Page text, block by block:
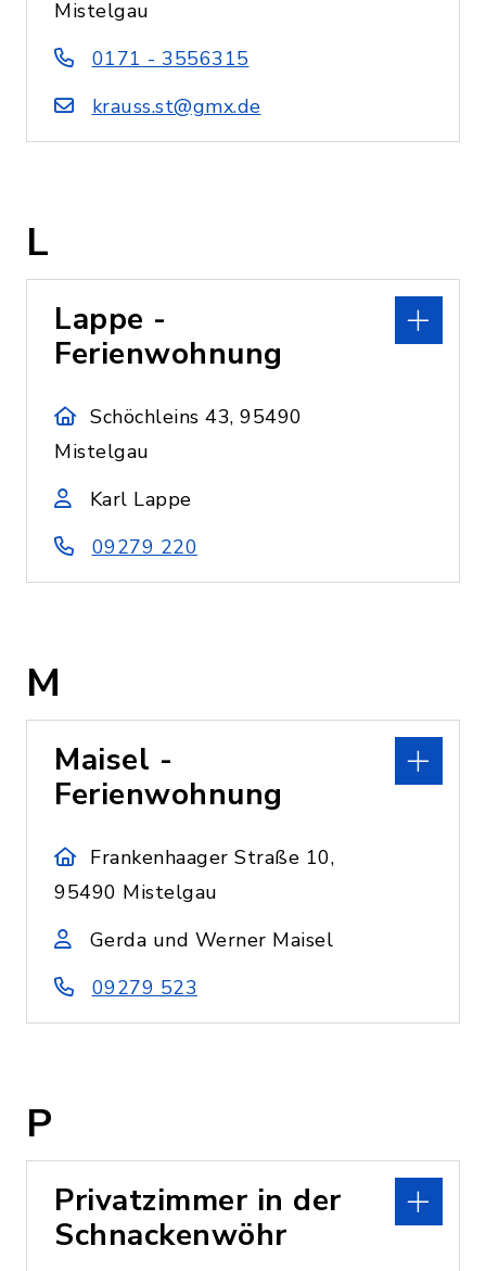
Mistelgau
0171 - 3556315
krauss.st@gmx.de
L
Lappe -
Ferienwohnung
Schöchleins 43, 95490
Mistelgau
Karl Lappe
09279 220
M
Maisel -
Ferienwohnung
Frankenhaager Straße 10,
95490 Mistelgau
Gerda und Werner Maisel
09279 523
P
Privatzimmer in der
Schnackenwöhr